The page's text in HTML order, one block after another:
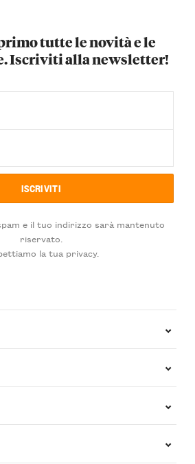
tutte le novità e le
Iscriviti alla newsletter!
e il tuo indirizzo sarà mantenuto
riservato.
la tua privacy.